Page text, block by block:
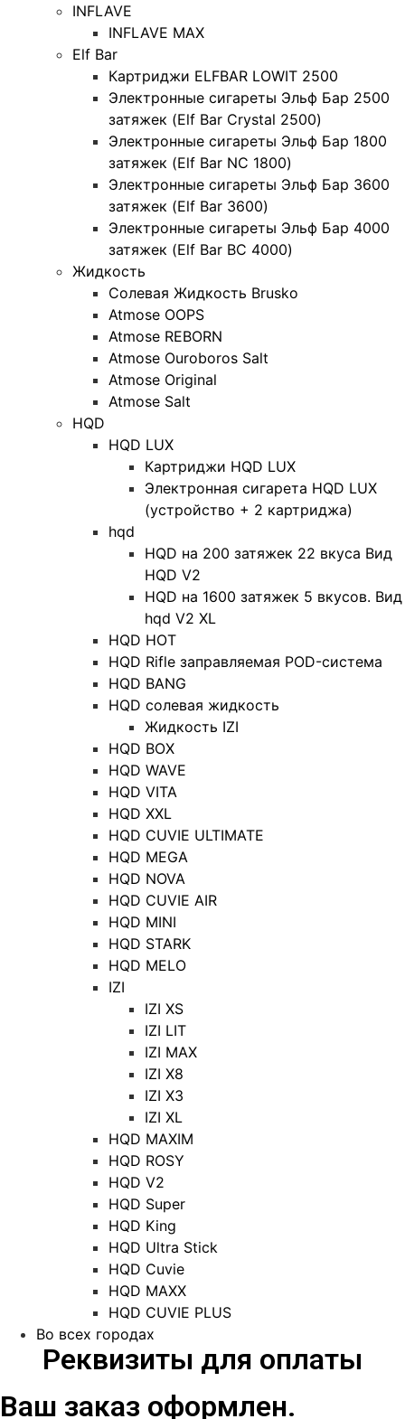
INFLAVE
INFLAVE MAX
Elf Bar
Картриджи ELFBAR LOWIT 2500
Электронные сигареты Эльф Бар 2500
затяжек (Elf Bar Crystal 2500)
Электронные сигареты Эльф Бар 1800
затяжек (Elf Bar NC 1800)
Электронные сигареты Эльф Бар 3600
затяжек (Elf Bar 3600)
Электронные сигареты Эльф Бар 4000
затяжек (Elf Bar BC 4000)
Жидкость
Солевая Жидкость Brusko
Atmose OOPS
Atmose REBORN
Atmose Ouroboros Salt
Atmose Original
Atmose Salt
HQD
HQD LUX
Картриджи HQD LUX
Электронная сигарета HQD LUX
(устройство + 2 картриджа)
hqd
HQD на 200 затяжек 22 вкуса Вид
HQD V2
HQD на 1600 затяжек 5 вкусов. Вид
hqd V2 XL
HQD HOT
HQD Rifle заправляемая POD-система
HQD BANG
HQD солевая жидкость
Жидкость IZI
HQD BOX
HQD WAVE
HQD VITA
HQD XXL
HQD CUVIE ULTIMATE
HQD MEGA
HQD NOVA
HQD CUVIE AIR
HQD MINI
HQD STARK
HQD MELO
IZI
IZI XS
IZI LIT
IZI MAX
IZI X8
IZI X3
IZI XL
HQD MAXIM
HQD ROSY
HQD V2
HQD Super
HQD King
HQD Ultra Stick
HQD Cuvie
HQD MAXX
HQD CUVIE PLUS
Во всех городах
Реквизиты для оплаты
Ваш заказ оформлен.